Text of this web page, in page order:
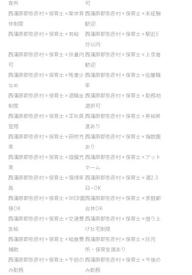
育所
可
西蒲原郡弥彦村 × 保育士 × 産休育
休制度
西蒲原郡弥彦村 × 保育士 × 未経験
歓迎
西蒲原郡弥彦村 × 保育士 × 有給
西蒲原郡弥彦村 × 保育士 × 駅近5
分以内
西蒲原郡弥彦村 × 保育士 × 扶養内
可
西蒲原郡弥彦村 × 保育士 × 上京者
歓迎
西蒲原郡弥彦村 × 保育士 × 残業少
なめ
西蒲原郡弥彦村 × 保育士 × 低離職
率
西蒲原郡弥彦村 × 保育士 × 退職金
制度
西蒲原郡弥彦村 × 保育士 × 勤務地
選択可
西蒲原郡弥彦村 × 保育士 × 正社員
登用
西蒲原郡弥彦村 × 保育士 × 昇給昇
進あり
西蒲原郡弥彦村 × 保育士 × 研修充
実
西蒲原郡弥彦村 × 保育士 × 複数園
あり
西蒲原郡弥彦村 × 保育士 × 設備充
実
西蒲原郡弥彦村 × 保育士 × アット
ホーム
西蒲原郡弥彦村 × 保育士 × 復帰率
高
西蒲原郡弥彦村 × 保育士 × 週2.3
日~OK
西蒲原郡弥彦村 × 保育士 × WEB面
接OK
西蒲原郡弥彦村 × 保育士 × 家庭都
合休OK
西蒲原郡弥彦村 × 保育士 × 交通費
支給
西蒲原郡弥彦村 × 保育士 × 借り上
げ社宅制度
西蒲原郡弥彦村 × 保育士 × 給食費
補助
西蒲原郡弥彦村 × 保育士 × 託児
所・保育支援あり
西蒲原郡弥彦村 × 保育士 × 午前の
み勤務
西蒲原郡弥彦村 × 保育士 × 午後の
み勤務